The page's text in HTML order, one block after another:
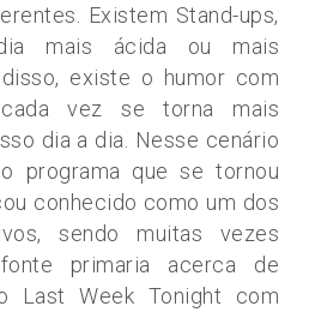
Existem Stand-ups,
mais ácida ou mais
existe o humor com
vez se torna mais
dia a dia. Nesse cenário
programa que se tornou
conhecido como um dos
sendo muitas vezes
primaria acerca de
Last Week Tonight com